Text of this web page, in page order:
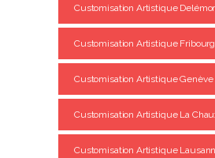
Customisation Artistique
Customisation Artistique Fribourg
Customisation Artistique Genève
Customisation Artistique La
Customisation Artistique